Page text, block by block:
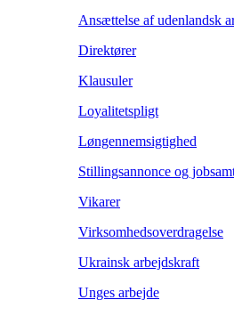
Ansættelse af udenlandsk
Direktører
Klausuler
Loyalitetspligt
Løngennemsigtighed
Stillingsannonce og
Vikarer
Virksomhedsoverdragelse
Ukrainsk arbejdskraft
Unges arbejde